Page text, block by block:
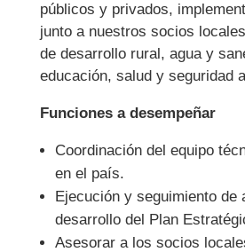
públicos y privados,
junto a nuestros socios
de desarrollo rural, agua y
educación, salud y seguridad
Funciones a desempeñar
Coordinación del equipo
en el país.
Ejecución y seguimiento de
desarrollo del Plan
Asesorar a los socios